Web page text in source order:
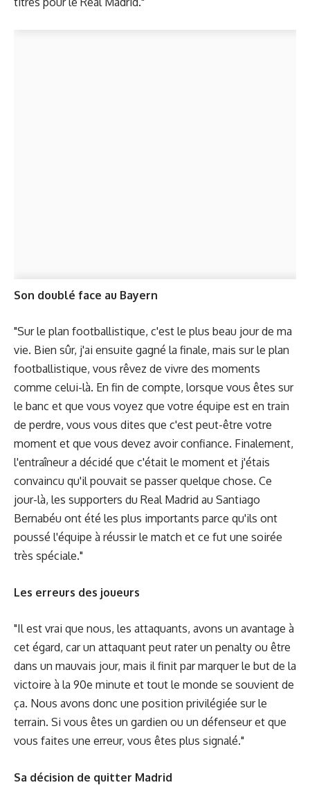
Son doublé face au Bayern
"Sur le plan footballistique, c'est le plus beau jour de ma
vie. Bien sûr, j'ai ensuite gagné la finale, mais sur le plan
footballistique, vous rêvez de vivre des moments
comme celui-là. En fin de compte, lorsque vous êtes sur
le banc et que vous voyez que votre équipe est en train
de perdre, vous vous dites que c'est peut-être votre
moment et que vous devez avoir confiance. Finalement,
l'entraîneur a décidé que c'était le moment et j'étais
convaincu qu'il pouvait se passer quelque chose. Ce
jour-là, les supporters du Real Madrid au Santiago
Bernabéu ont été les plus importants parce qu'ils ont
poussé l'équipe à réussir le match et ce fut une soirée
très spéciale."
Les erreurs des joueurs
"Il est vrai que nous, les attaquants, avons un avantage à
cet égard, car un attaquant peut rater un penalty ou être
dans un mauvais jour, mais il finit par marquer le but de la
victoire à la 90e minute et tout le monde se souvient de
ça. Nous avons donc une position privilégiée sur le
terrain. Si vous êtes un gardien ou un défenseur et que
vous faites une erreur, vous êtes plus signalé."
Sa décision de quitter Madrid